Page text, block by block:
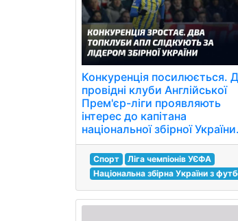
Конкуренція посилюється.
провідні клуби Англійської
Прем'єр-ліги проявляють
інтерес до капітана
національної збірної України.
Спорт
Ліга чемпіонів УЄФА
Національна збірна України з